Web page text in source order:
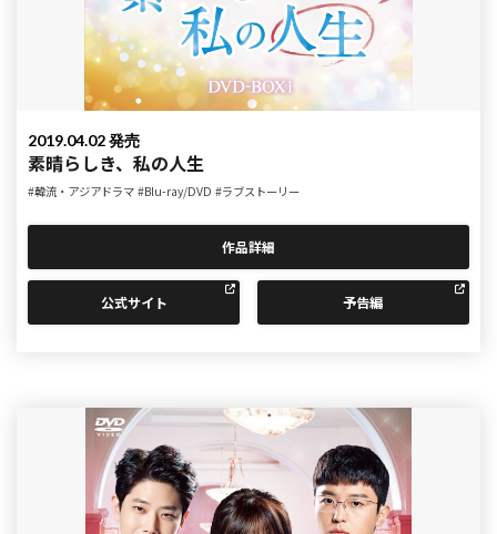
2019.04.02 発売
素晴らしき、私の人生
#韓流・アジアドラマ #Blu-ray/DVD #ラブストーリー
作品詳細
公式サイト 予告編